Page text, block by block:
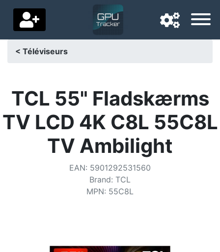
Pays de livraison
Accueil
Paramètres
Catégories
< Téléviseurs
TCL 55" Fladskærms
TV LCD 4K C8L 55C8L
TV Ambilight
EAN: 5901292531560
Brand: TCL
MPN: 55C8L